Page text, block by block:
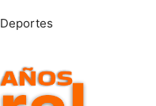
Deportes